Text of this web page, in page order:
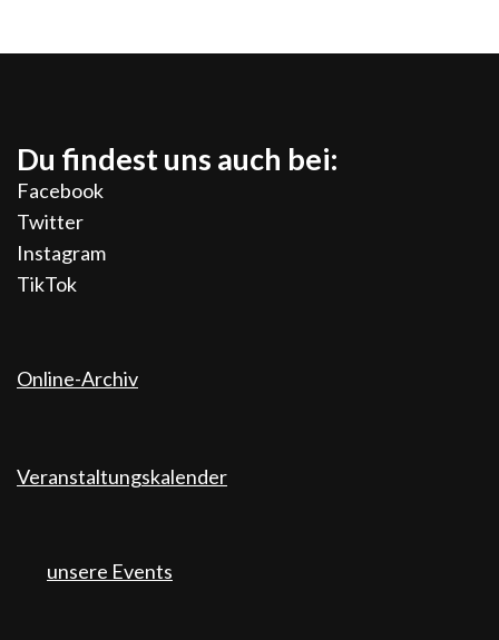
Du findest uns auch bei:
Facebook
Twitter
Instagram
TikTok
Online-Archiv
Veranstaltungskalender
unsere Events